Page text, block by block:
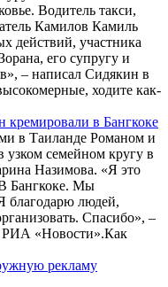
Водитель такси,
Камилов Камиль
действий, участника
его супругу и
– написал Сидякин в
ходите как-
кремировали в Бангкоке
в Таиланде Романом и
семейном кругу в
Назимова. «Я это
В Бангкоке. Мы
благодарю людей,
Спасибо», –
РИА «Новости».Как
рекламу